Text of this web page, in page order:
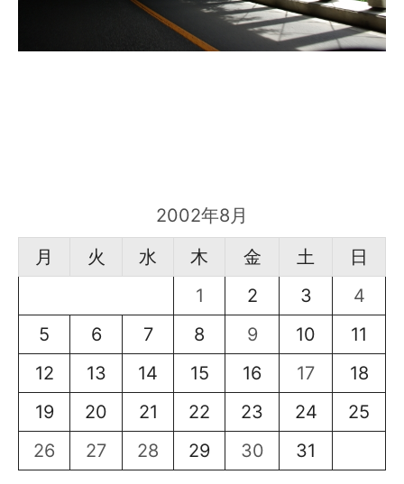
2002年8月
月
火 水 木 金 土
日
1
2 3
4
5
6 7 8 9 10
11
12
13 14 15 16 17
18
19
20 21 22 23 24
25
26
27 28 29 30 31